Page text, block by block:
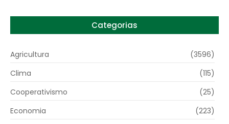
Categorias
Agricultura
(3596)
Clima
(115)
Cooperativismo
(25)
Economia
(223)